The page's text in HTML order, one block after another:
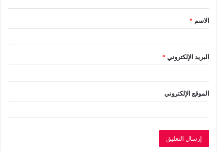
ق
*الاسم *
البريد الإلكتروني *
الموقع الإلكتروني